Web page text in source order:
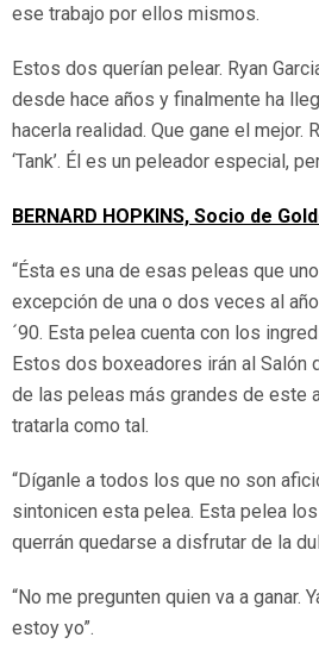
ese trabajo por ellos mismos.
Estos dos querían pelear. Ryan
desde hace años y finalmente ha
hacerla realidad. Que gane el mejor.
‘Tank’. Él es un peleador especial,
BERNARD HOPKINS, Socio de
“Ésta es una de esas peleas que
excepción de una o dos veces al
´90. Esta pelea cuenta con los
Estos dos boxeadores irán al Salón
de las peleas más grandes de este
tratarla como tal.
“Díganle a todos los que no son
sintonicen esta pelea. Esta pelea
querrán quedarse a disfrutar de la
“No me pregunten quien va a ganar.
estoy yo”.